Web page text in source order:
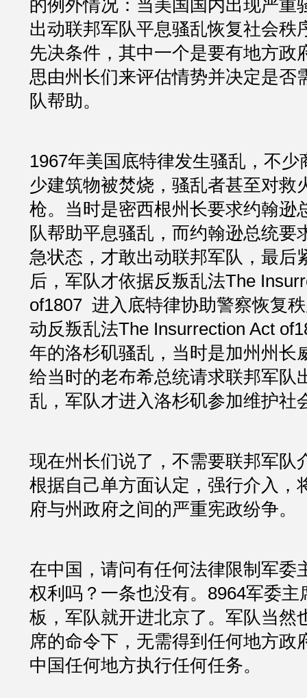
的例外情况：当美国国内出现严重
出动联邦军队平息骚乱恢复社会秩
先决条件，其中一个是要有地方政
思由州长们来评估情势并决定是否
队帮助。
1967年美国底特律发生骚乱，不少
少建筑物被焚烧，骚乱者甚至对救
枪。当时是密西根州长要求约翰逊
队帮助平息骚乱，而约翰逊总统要
急状态，才敢出动联邦军队，最后
后，军队才依据反叛乱法The
of1807  进入底特律协助警察恢复
动反叛乱法The Insurrection Act
年的洛杉矶骚乱，当时是加州州长
给当时的老布希总统请求联邦军队
乱，军队才进入洛杉矶参加维护社
现在州长们说了，不需要联邦军队
根据自己单方面认定，强行介入，
府与州政府之间的严重宪政纷争。
在中国，请问有任何法律限制军委
权利吗？一条也没有。8964军委主
板，军队就开进北京了。军队当然
席的命令下，无需得到任何地方政
中国任何地方执行任何任务。